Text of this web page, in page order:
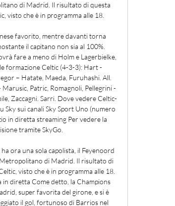
di Madrid. Il risultato di questa
visto che è in programma alle 18.
favorito, mentre davanti torna
il capitano non sia al 100%.
fare a meno di Holm e Lagerbielke,
formazione Celtic (4-3-3): Hart -
– Hatate, Maeda, Furuhashi. All.
Patric, Romagnoli, Pellegrini -
Zaccagni. Sarri. Dove vedere Celtic-
Sky sui canali Sky Sport Uno (numero
in diretta streaming Per vedere la
tramite SkyGo.
ora una sola capolista, il Feyenoord
di Madrid. Il risultato di
visto che è in programma alle 18.
in diretta Come detto, la Champions
super favorita del girone, e si è
il gol, fortunoso di Barrios nel